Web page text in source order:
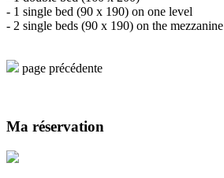
- 1 single bed (90 x 190) on one level
- 2 single beds (90 x 190) on the mezzanine
page précédente
Ma réservation